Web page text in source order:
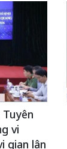
vi
gian lận